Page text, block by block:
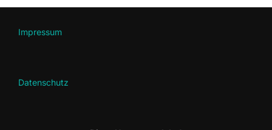
Impressum
Datenschutz